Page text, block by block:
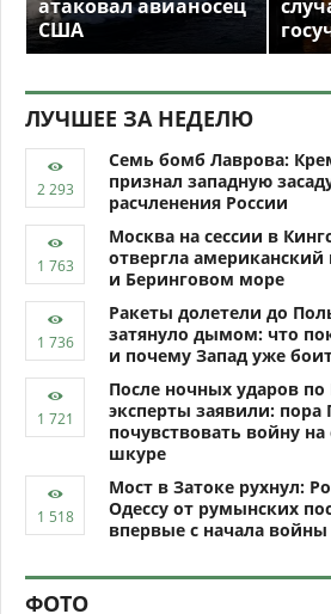
атаковал авианосец
США
ЛУЧШЕЕ ЗА НЕДЕЛЮ
Семь бомб Лаврова:
признал западную
расчленения России
Москва на сессии в
отвергла
и Беринговом море
Ракеты долетели до
затянуло дымом: что
и почему Запад уже
После ночных ударов
эксперты заявили:
почувствовать войну на
шкуре
Мост в Затоке рухнул:
Одессу от румынских
впервые с начала войны
ФОТО